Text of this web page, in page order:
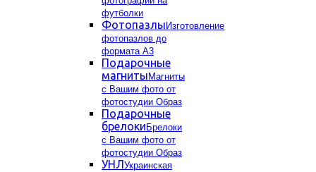
футболки
Фотопазлы Изготовление
фотопазлов до
формата А3
Подарочные
магниты Магниты
с Вашим фото от
фотостудии Образ
Подарочные
брелоки Брелоки
с Вашим фото от
фотостудии Образ
УНЛУкраинская